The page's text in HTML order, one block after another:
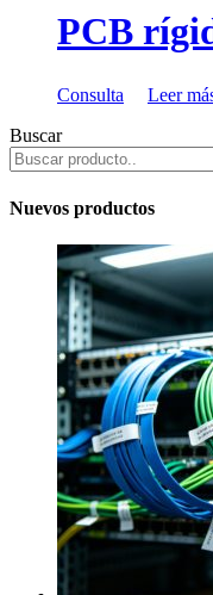
PCB
Consulta
Leer
Buscar
Nuevos productos